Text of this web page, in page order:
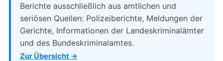
Berichte ausschließlich aus amtlichen und
seriösen Quellen: Polizeiberichte, Meldungen der
Gerichte, Informationen der Landeskriminalämter
und des Bundeskriminalamtes.
Zur Übersicht →